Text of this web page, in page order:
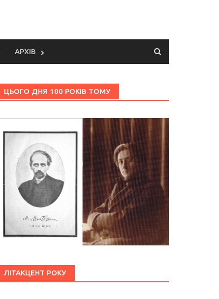
АРХІВ
ЦЬОГО ДНЯ 100 РОКІВ ТОМУ
ЛІТАКЦЕНТ РОКУ